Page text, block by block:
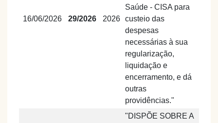
16/06/2026 29/2026 2026
Saúde - CISA para
custeio das
despesas
necessárias à sua
regularização,
liquidação e
encerramento, e dá
outras
providências."
"DISPÕE SOBRE A